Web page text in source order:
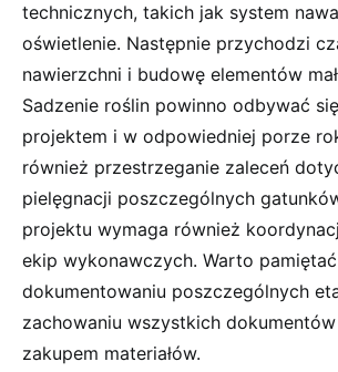
technicznych, takich jak system
oświetlenie. Następnie przychodzi
nawierzchni i budowę elementów
Sadzenie roślin powinno odbywać
projektem i w odpowiedniej porze
również przestrzeganie zaleceń
pielęgnacji poszczególnych
projektu wymaga również
ekip wykonawczych. Warto
dokumentowaniu poszczególnych
zachowaniu wszystkich
zakupem materiałów.